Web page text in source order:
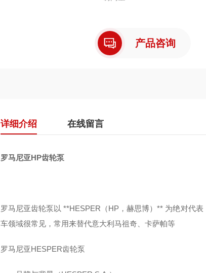
产品咨询
详细介绍 在线留言
罗马尼亚HP齿轮泵
罗马尼亚齿轮泵以 **HESPER（HP，赫思博）** 为绝对代
车领域很常见，常用来替代意大利马祖奇、卡萨帕等
罗马尼亚HESPER齿轮泵